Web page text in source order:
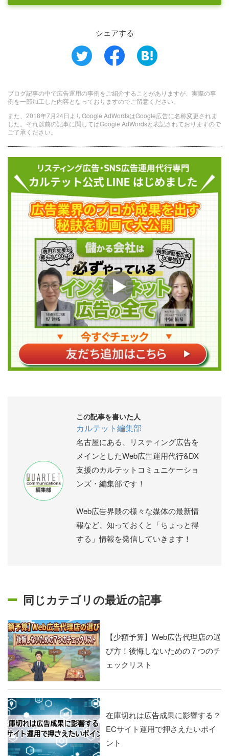
シェアする
ブログ記事の中で広告運用の事例をご紹介することがありますが、実際の事
例を一部加工した内容となっておりますのでご留意ください。
また、2018年7月24日よりGoogle AdWordsはGoogle広告に名称変更されま
した。それ以前の記事に関してはGoogle AdWordsと表記されておりますので
ご了承ください。
この記事を書いた人
カルテット編集部
名古屋にある、リスティング広告を
メインとしたWeb広告運用代行&DX
支援のカルテットコミュニケーショ
ンズ・編集部です！
Web広告界隈の様々な媒体の最新情
報など、知っておくと「ちょっと得
する」情報を発信していきます！
同じカテゴリの最近の記事
【少額予算】Web広告代理店の選
び方！後悔しないための７つのチ
ェックリスト
在庫切れは広告成果に影響する？
ECサイト運用で押さえたいポイ
ント